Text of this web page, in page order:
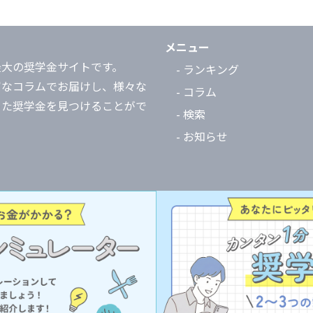
の奨学金サイトです。
コラムでお届けし、様々な
奨学金を見つけることがで
メニュー
- ランキング
- コラム
- 検索
- お知らせ